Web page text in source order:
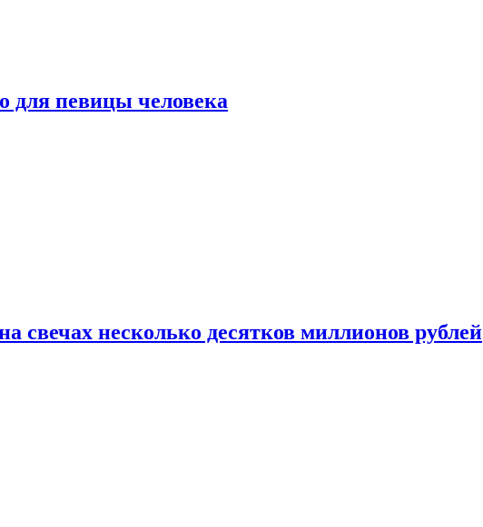
для певицы человека
несколько десятков миллионов рублей